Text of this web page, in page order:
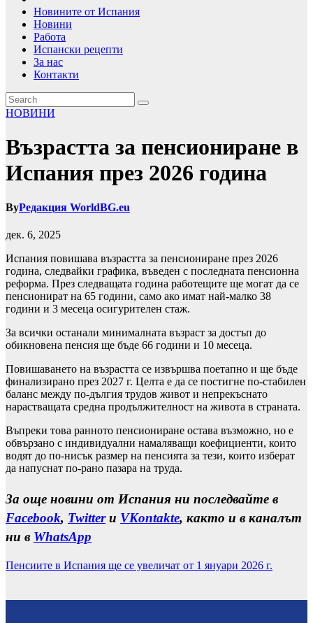
Новините от Испания
Новини
Работа
Испански рецепти
За нас
Контакти
НОВИНИ
Възрастта за пенсиониране в
Испания през 2026 година
ByРедакция WorldBG.eu
дек. 6, 2025
Испания повишава възрастта за пенсиониране през 2026
година, следвайки графика, въведен с последната пенсионна
реформа. През следващата година работещите ще могат да се
пенсионират на 65 години, само ако имат най-малко 38
години и 3 месеца осигурителен стаж.
За всички останали минималната възраст за достъп до
обикновена пенсия ще бъде 66 години и 10 месеца.
Повишаването на възрастта се извършва поетапно и ще бъде
финализирано през 2027 г. Целта е да се постигне по-стабилен
баланс между по-дългия трудов живот и непрекъснато
нарастващата средна продължителност на живота в страната.
Въпреки това ранното пенсиониране остава възможно, но е
обвързано с индивидуални намаляващи коефициенти, които
водят до по-нисък размер на пенсията за тези, които изберат
да напуснат по-рано пазара на труда.
За още новини от Испания ни последвайте в
Facebook, Twitterи VKontakte, както и в каналът
ни в WhatsApp
Пенсиите в Испания ще се увеличат от 1 януари 2026 г.